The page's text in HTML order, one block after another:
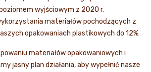
wyjściowym z 2020 r.
materiałów pochodzących z
opakowaniach plastikowych do 12%.
materiałów opakowaniowych i
jasny plan działania, aby wypełnić nasze